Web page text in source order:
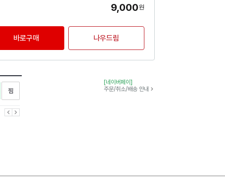
9,000원
바로구매 나우드림
이전다음
[네이버페이]
주문/취소/배송 안내